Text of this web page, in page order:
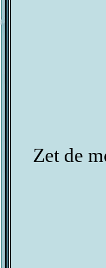
Zet de